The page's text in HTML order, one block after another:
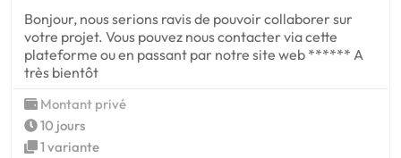
Bonjour, nous serions ravis de pouvoir collaborer sur
votre projet. Vous pouvez nous contacter via cette
plateforme ou en passant par notre site web ****** A
très bientôt
Montant privé
10 jours
1 variante